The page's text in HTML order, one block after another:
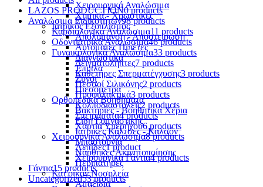
Χειρουργικά Αναλώσιμα
Χημικά - Χρωστικές
Ιατρικός Εξοπλισμός
Απολύμανση - Αποστείρωση
Αυτόματες Πιπέτες
Διαγνωστικά
Έπιπλα
Ζυγοί
Πιεσόμετρα
Ορθοπεδικά Βοηθήματα
Βακτηρίες - Βοηθητικά Χέρια
Είδη Γυμναστικής
Ιατρικές Κάλτσες - Καλσόν
Μπαστούνια
Νάρθηκες Ακινητοποίησης
Περιπατήρες
Κατ'οίκον Νοσηλεία
Αμαξίδια
LAZOS PRODUCTION0 products
Αναλώσιμα Ειδικοτήτων98 products
Καρδιολογικά Αναλώσιμα11 products
Οδοντιατρικά Αναλώσιμα46 products
Γυναικολογικά Αναλώσιμα33 products
Δειγματολήπτες7 products
Καθετήρες Σπερματέγχυσης3 products
Πεσσοί Σιλικόνης2 products
Προφυλακτικά3 products
Κολποδιαστολείς2 products
Σπειράματα4 products
Χαρτιά Υπερήχου6 products
Χειρουργικά Αναλώσιμα8 products
Λεπίδες1 product
Χειρουργικά Γάντια4 products
Γάντια15 products
Uncategorized53 products